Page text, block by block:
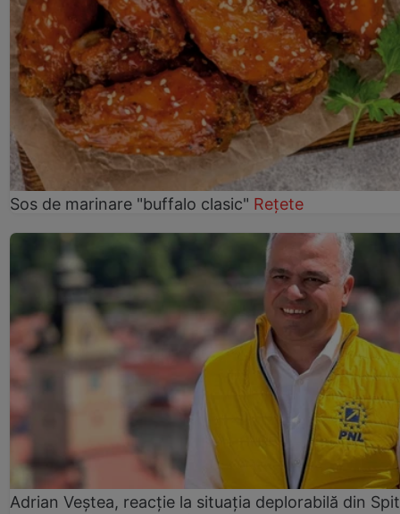
Sos de marinare "buffalo clasic" Rețete
Adrian Veștea, reacție la situația deplorabilă din